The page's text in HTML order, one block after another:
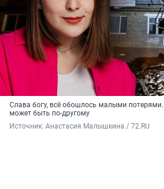
Слава богу, всё обошлось малыми
может быть по-другому
Источник: Анастасия Малышкина / 72.RU